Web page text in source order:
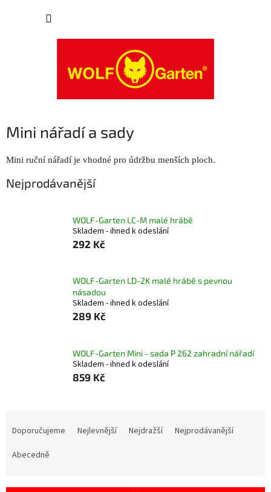
Mini nářadí a sady
Mini ruční nářadí je vhodné pro údržbu menších ploch.
Nejprodávanější
WOLF-Garten LC-M malé hrábě
Skladem - ihned k odeslání
292 Kč
WOLF-Garten LD-2K malé hrábě s pevnou
násadou
Skladem - ihned k odeslání
289 Kč
WOLF-Garten Mini - sada P 262 zahradní nářadí
Skladem - ihned k odeslání
859 Kč
Doporučujeme Nejlevnější Nejdražší
Nejprodávanější
Abecedně